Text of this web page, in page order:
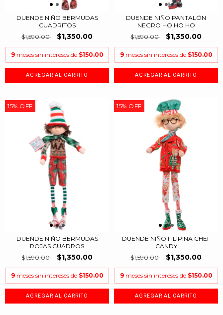
DUENDE NIÑO BERMUDAS
CUADRITOS
$1,590.00
$1,350.00
9 meses sin intereses de $150.00
DUENDE NIÑO PANTALÓN
NEGRO HO HO HO
$1,590.00
$1,350.00
9 meses sin intereses de $150.00
15% OFF
DUENDE NIÑO BERMUDAS
ROJAS CUADROS
$1,590.00
$1,350.00
9 meses sin intereses de $150.00
15% OFF
DUENDE NIÑO FILIPINA CHEF
CANDY
$1,590.00
$1,350.00
9 meses sin intereses de $150.00